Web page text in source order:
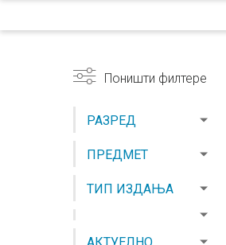
Поништи филтере
РАЗРЕД
ПРЕДМЕТ
ТИП ИЗДАЊА